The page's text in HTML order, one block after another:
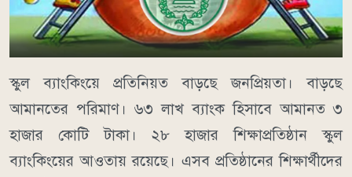
স্কুল ব্যাংকিংয়ে প্রতিনিয়ত বাড়ছে জনপ্রিয়তা। বাড়ছে
আমানতের পরিমাণ। ৬৩ লাখ ব্যাংক হিসাবে আমানত ৩
হাজার কোটি টাকা। ২৮ হাজার শিক্ষাপ্রতিষ্ঠান স্কুল
ব্যাংকিংয়ের আওতায় রয়েছে। এসব প্রতিষ্ঠানের শিক্ষার্থীদের